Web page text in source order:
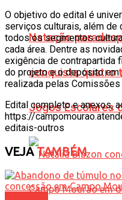
Natação
conquista quatro
Jogos Escolares
O objetivo do edital é
serviços culturais, além de
todos os segmentos
cada área. Dentre as
exigência de contrapartida
do projeto e o depósito em
realizada pelas Comissões
Edital completo e anexos,
https://
editais-outros
VEJATAMBÉM